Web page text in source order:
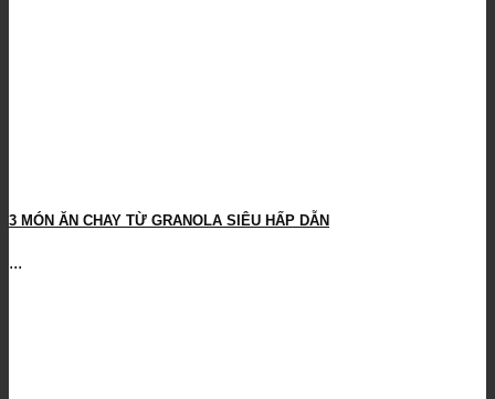
3 MÓN ĂN CHAY TỪ GRANOLA SIÊU HẤP DẪN
...